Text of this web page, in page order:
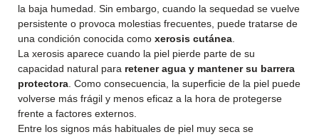
la baja humedad. Sin embargo, cuando la sequedad se vuelve
persistente o provoca molestias frecuentes, puede tratarse de
una condición conocida como xerosis cutánea
La xerosis aparece cuando la piel pierde parte de su
capacidad natural para retener agua y mantener su barrera
protectora . Como consecuencia, la superficie de la piel puede
volverse más frágil y menos eficaz a la hora de protegerse
frente a factores externos.
Entre los signos más habituales de piel muy seca se